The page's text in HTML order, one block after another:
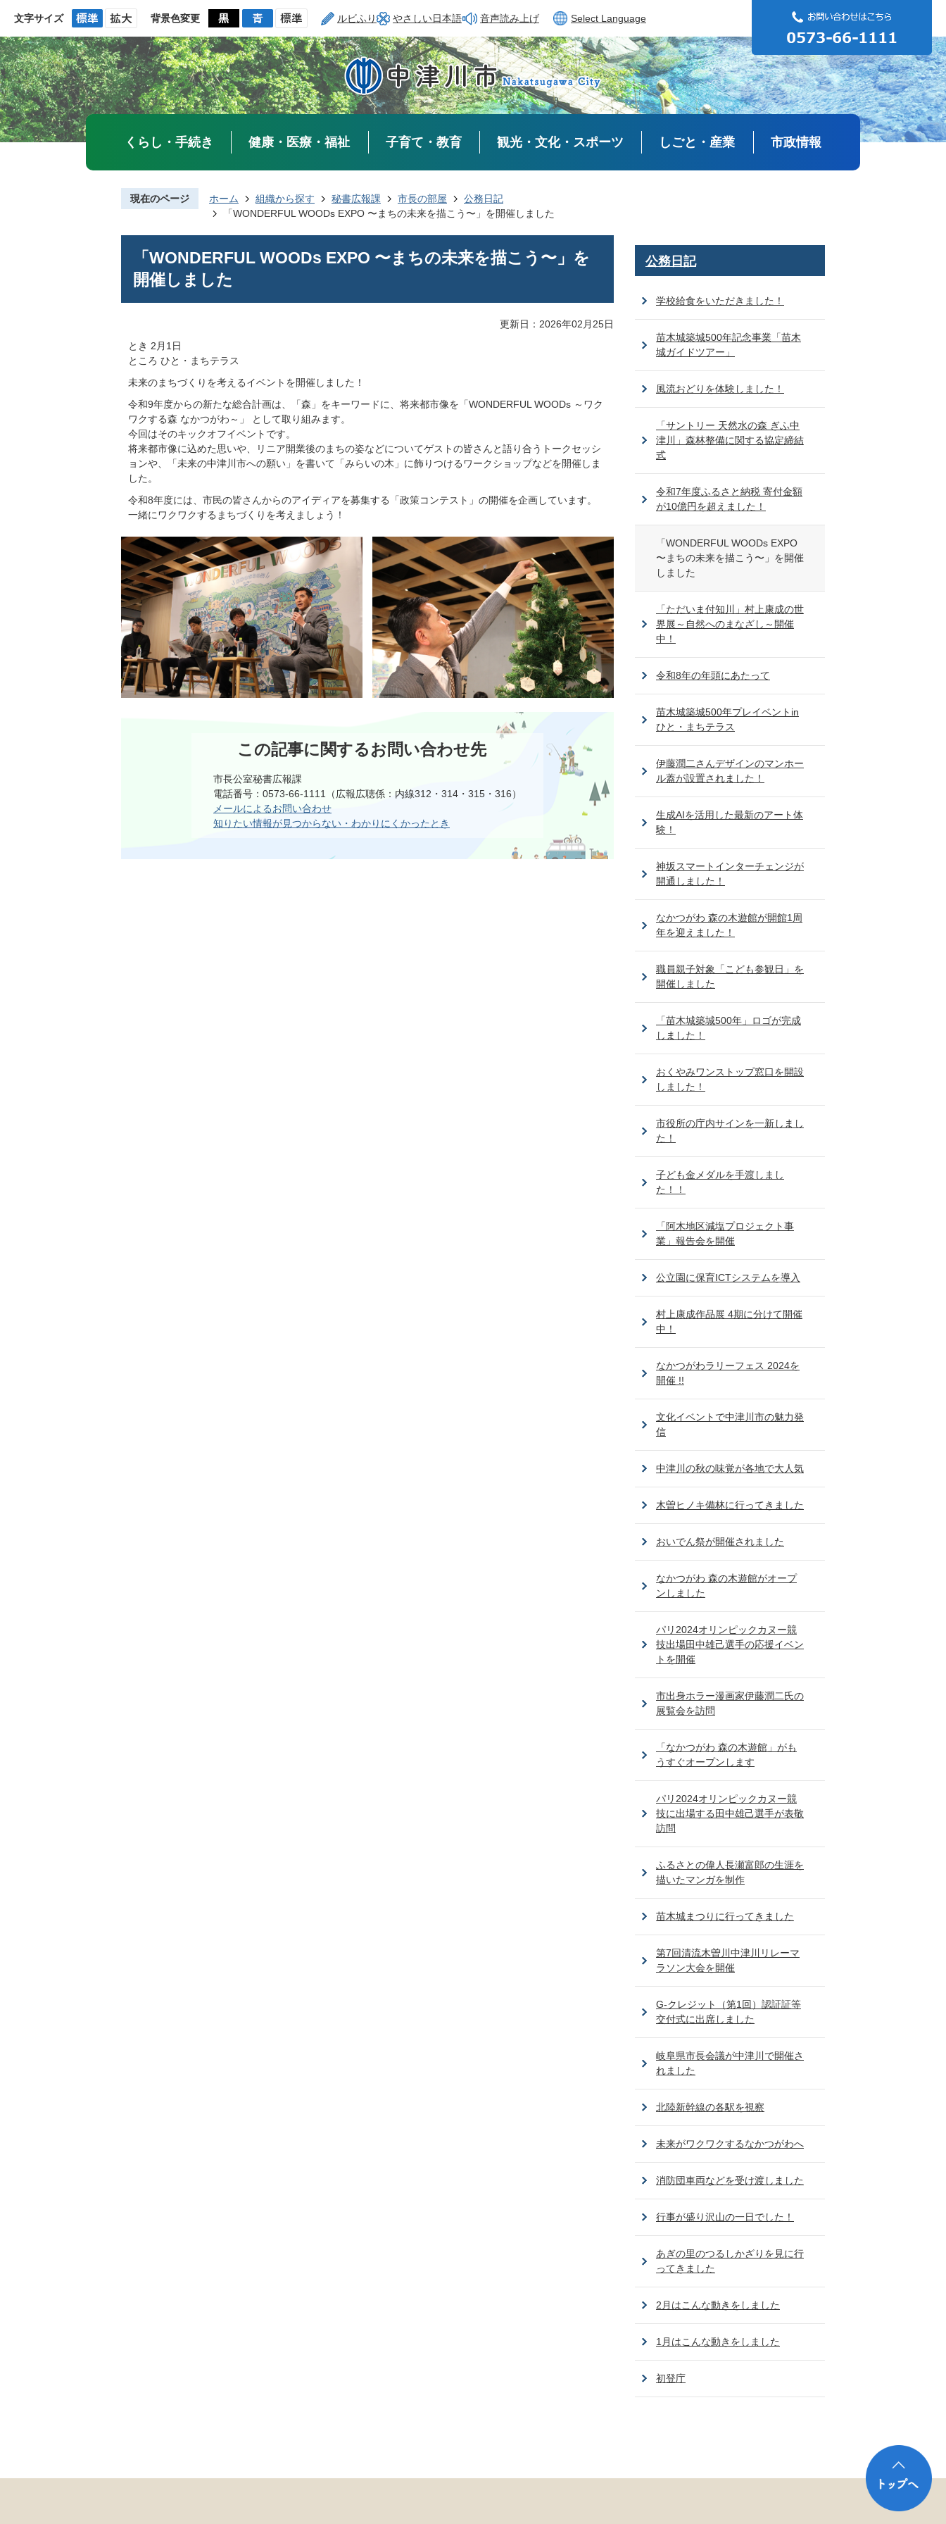
文字サイズ 背景色変更 ルビふり やさしい日本語 音声読み上げ Select Language
くらし・手続き 健康・医療・福祉 子育て・教育 観光・文化・スポーツ しごと・産業 市政情報
現在のページ ホーム 組織から探す 秘書広報課 市長の部屋
公務日記
「WONDERFUL WOODs EXPO 〜まちの未来を描こう〜」を開催しました
「WONDERFUL WOODs EXPO 〜まちの未来を描こう〜」を
開催しました
更新日：2026年02月25日
とき 2月1日
ところ ひと・まちテラス
未来のまちづくりを考えるイベントを開催しました！
令和9年度からの新たな総合計画は、「森」をキーワードに、将来都市像を「WONDERFUL WOODs ～ワク
ワクする森 なかつがわ～」 として取り組みます。
今回はそのキックオフイベントです。
将来都市像に込めた思いや、リニア開業後のまちの姿などについてゲストの皆さんと語り合うトークセッシ
ョンや、「未来の中津川市への願い」を書いて「みらいの木」に飾りつけるワークショップなどを開催しま
した。
令和8年度には、市民の皆さんからのアイディアを募集する「政策コンテスト」の開催を企画しています。
一緒にワクワクするまちづくりを考えましょう！
この記事に関するお問い合わせ先
市長公室秘書広報課
電話番号：0573-66-1111（広報広聴係：内線312・314・315・316）
メールによるお問い合わせ
知りたい情報が見つからない・わかりにくかったとき
公務日記
学校給食をいただきました！
苗木城築城500年記念事業「苗木
城ガイドツアー」
風流おどりを体験しました！
「サントリー 天然水の森 ぎふ中
津川」森林整備に関する協定締結
式
令和7年度ふるさと納税 寄付金額
が10億円を超えました！
「WONDERFUL WOODs EXPO
〜まちの未来を描こう〜」を開催
しました
「ただいま付知川」村上康成の世
界展～自然へのまなざし～開催
中！
令和8年の年頭にあたって
苗木城築城500年プレイベントin
ひと・まちテラス
伊藤潤二さんデザインのマンホー
ル蓋が設置されました！
生成AIを活用した最新のアート体
験！
神坂スマートインターチェンジが
開通しました！
なかつがわ 森の木遊館が開館1周
年を迎えました！
職員親子対象「こども参観日」を
開催しました
「苗木城築城500年」ロゴが完成
しました！
おくやみワンストップ窓口を開設
しました！
市役所の庁内サインを一新しまし
た！
子ども金メダルを手渡しまし
た！！
「阿木地区減塩プロジェクト事
業」報告会を開催
公立園に保育ICTシステムを導入
村上康成作品展 4期に分けて開催
中！
なかつがわラリーフェス 2024を
開催 !!
文化イベントで中津川市の魅力発
信
中津川の秋の味覚が各地で大人気
木曽ヒノキ備林に行ってきました
おいでん祭が開催されました
なかつがわ 森の木遊館がオープ
ンしました
パリ2024オリンピックカヌー競
技出場田中雄己選手の応援イベン
トを開催
市出身ホラー漫画家伊藤潤二氏の
展覧会を訪問
「なかつがわ 森の木遊館」がも
うすぐオープンします
パリ2024オリンピックカヌー競
技に出場する田中雄己選手が表敬
訪問
ふるさとの偉人長瀬富郎の生涯を
描いたマンガを制作
苗木城まつりに行ってきました
第7回清流木曽川中津川リレーマ
ラソン大会を開催
G-クレジット（第1回）認証証等
交付式に出席しました
岐阜県市長会議が中津川で開催さ
れました
北陸新幹線の各駅を視察
未来がワクワクするなかつがわへ
消防団車両などを受け渡しました
行事が盛り沢山の一日でした！
あぎの里のつるしかざりを見に行
ってきました
2月はこんな動きをしました
1月はこんな動きをしました
初登庁